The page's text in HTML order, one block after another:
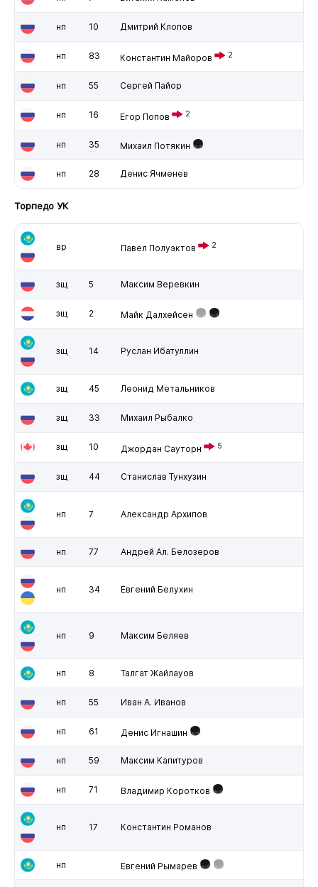
нп 10 Дмитрий Клопов
нп 83 Константин Майоров 2
нп 55 Сергей Пайор
нп 16 Егор Попов 2
нп 35 Михаил Потякин
нп 28 Денис Ячменев
Торпедо УК
вр Павел Полуэктов 2
зщ 5 Максим Веревкин
зщ 2 Майк Далхейсен
зщ 14 Руслан Ибатуллин
зщ 45 Леонид Метальников
зщ 33 Михаил Рыбалко
зщ 10 Джордан Сауторн 5
зщ 44 Станислав Тунхузин
нп 7 Александр Архипов
нп 77 Андрей Ал. Белозеров
нп 34 Евгений Белухин
нп 9 Максим Беляев
нп 8 Талгат Жайлауов
нп 55 Иван А. Иванов
нп 61 Денис Игнашин
нп 59 Максим Капитуров
нп 71 Владимир Коротков
нп 17 Константин Романов
нп Евгений Рымарев